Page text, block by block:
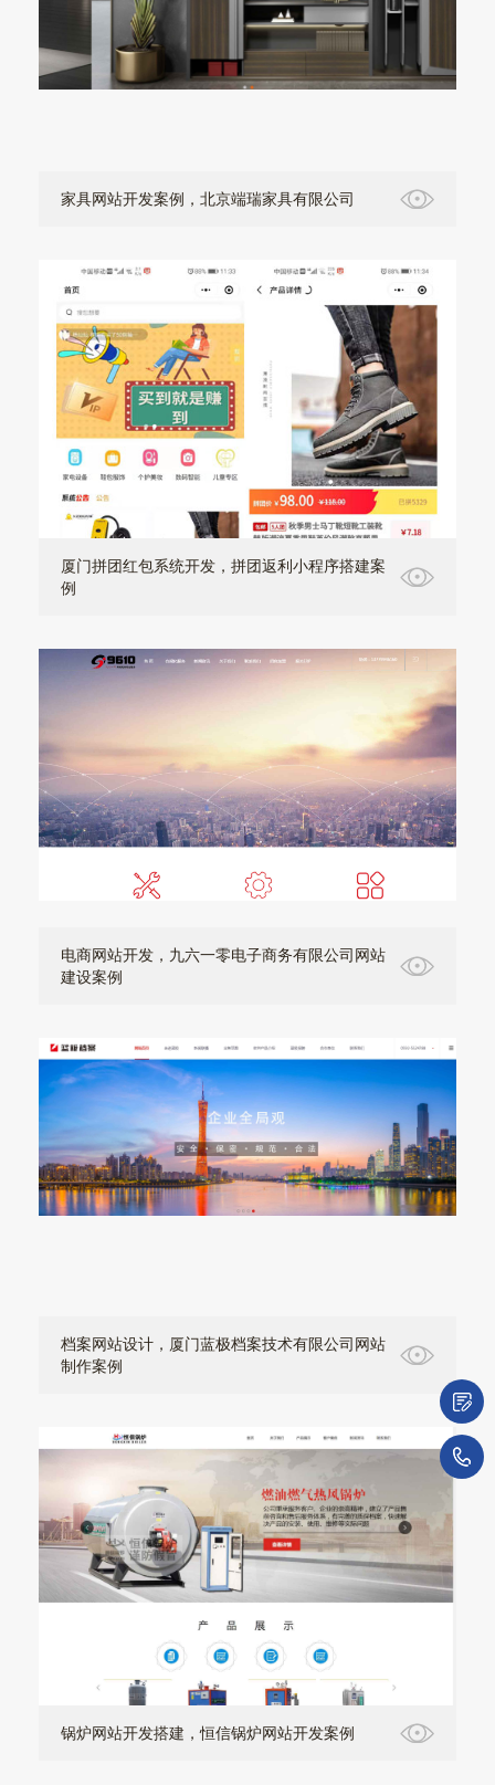
家具网站开发案例，北京端瑞家具有限公司
厦门拼团红包系统开发，拼团返利小程序搭建案
例
电商网站开发，九六一零电子商务有限公司网站
建设案例
档案网站设计，厦门蓝极档案技术有限公司网站
制作案例
锅炉网站开发搭建，恒信锅炉网站开发案例